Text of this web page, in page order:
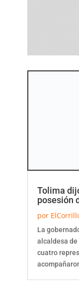
Tolima
posesión
por
La
alcaldesa de
cuatro